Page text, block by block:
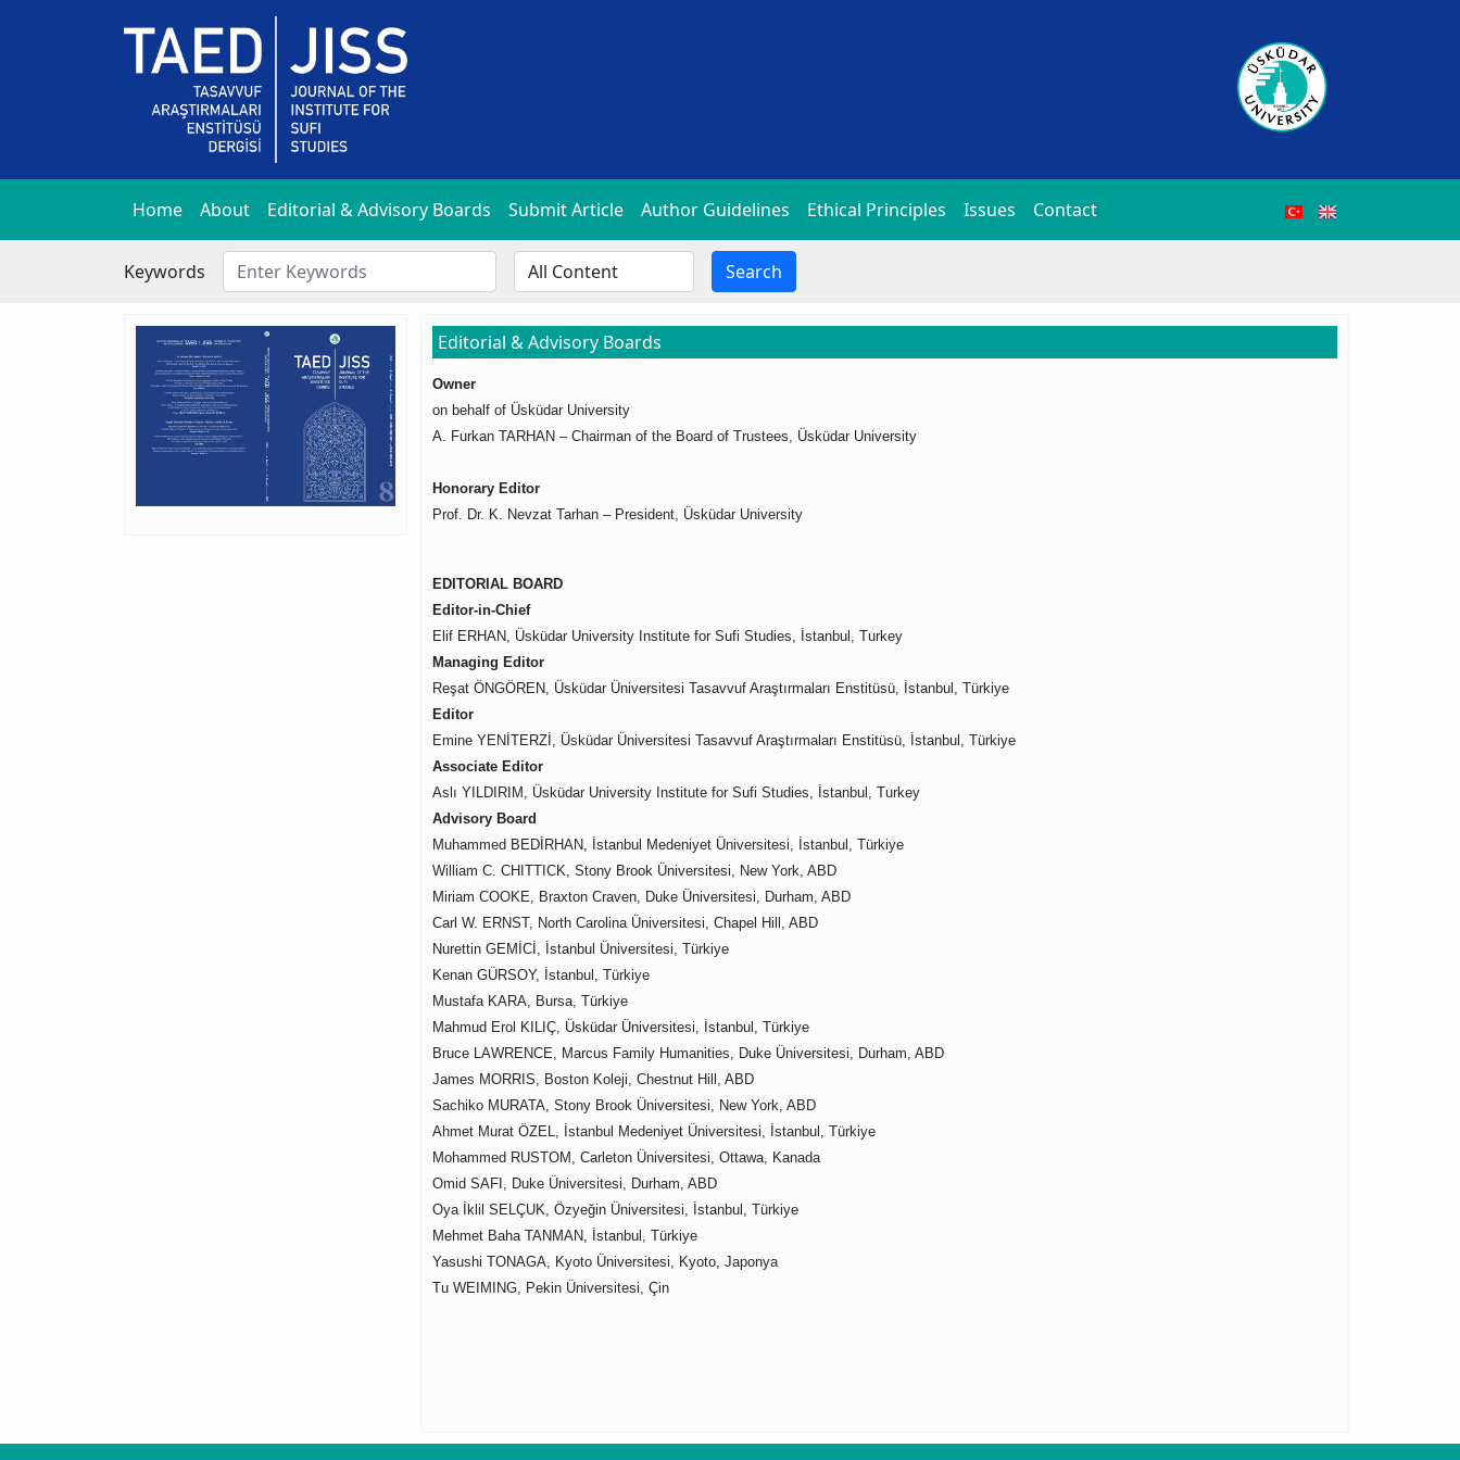
Home About Editorial & Advisory Boards Submit Article Author Guidelines Ethical Principles Issues Contact
Keywords Search
Editorial & Advisory Boards
Owner
on behalf of Üsküdar University
A. Furkan TARHAN – Chairman of the Board of Trustees, Üsküdar University
Honorary Editor
Prof. Dr. K. Nevzat Tarhan – President, Üsküdar University
EDITORIAL BOARD
Editor-in-Chief
Elif ERHAN, Üsküdar University Institute for Sufi Studies, İstanbul, Turkey
Managing Editor
Reşat ÖNGÖREN, Üsküdar Üniversitesi Tasavvuf Araştırmaları Enstitüsü, İstanbul, Türkiye
Editor
Emine YENİTERZİ, Üsküdar Üniversitesi Tasavvuf Araştırmaları Enstitüsü, İstanbul, Türkiye
Associate Editor
Aslı YILDIRIM, Üsküdar University Institute for Sufi Studies, İstanbul, Turkey
Advisory Board
Muhammed BEDİRHAN, İstanbul Medeniyet Üniversitesi, İstanbul, Türkiye
William C. CHITTICK, Stony Brook Üniversitesi, New York, ABD
Miriam COOKE, Braxton Craven, Duke Üniversitesi, Durham, ABD
Carl W. ERNST, North Carolina Üniversitesi, Chapel Hill, ABD
Nurettin GEMİCİ, İstanbul Üniversitesi, Türkiye
Kenan GÜRSOY, İstanbul, Türkiye
Mustafa KARA, Bursa, Türkiye
Mahmud Erol KILIÇ, Üsküdar Üniversitesi, İstanbul, Türkiye
Bruce LAWRENCE, Marcus Family Humanities, Duke Üniversitesi, Durham, ABD
James MORRIS, Boston Koleji, Chestnut Hill, ABD
Sachiko MURATA, Stony Brook Üniversitesi, New York, ABD
Ahmet Murat ÖZEL, İstanbul Medeniyet Üniversitesi, İstanbul, Türkiye
Mohammed RUSTOM, Carleton Üniversitesi, Ottawa, Kanada
Omid SAFI, Duke Üniversitesi, Durham, ABD
Oya İklil SELÇUK, Özyeğin Üniversitesi, İstanbul, Türkiye
Mehmet Baha TANMAN, İstanbul, Türkiye
Yasushi TONAGA, Kyoto Üniversitesi, Kyoto, Japonya
Tu WEIMING, Pekin Üniversitesi, Çin